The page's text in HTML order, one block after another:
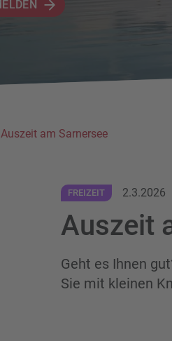
Auszeit am Sarnersee
FREIZEIT 2.3.2026
Auszeit
Geht es Ihnen
Sie mit kleinen